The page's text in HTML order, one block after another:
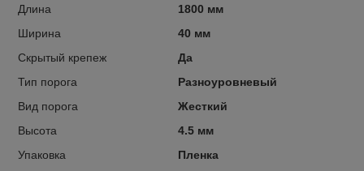
Длина
1800 мм
Ширина
40 мм
Скрытый крепеж
Да
Тип порога
Разноуровневый
Вид порога
Жесткий
Высота
4.5 мм
Упаковка
Пленка